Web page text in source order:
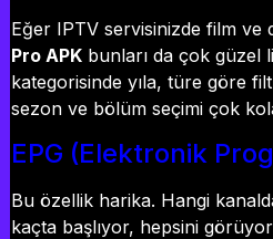
Eğer IPTV servisinizde film ve
Pro APK bunları da çok güzel
kategorisinde yıla, türe göre
sezon ve bölüm seçimi çok
EPG (Elektronik
Bu özellik harika. Hangi
kaçta başlıyor, hepsini